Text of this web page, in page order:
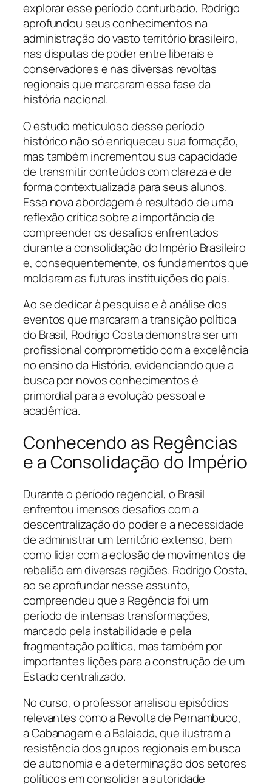
explorar esse período conturbado, Rodrigo
aprofundou seus conhecimentos na
administração do vasto território brasileiro,
nas disputas de poder entre liberais e
conservadores e nas diversas revoltas
regionais que marcaram essa fase da
história nacional.
O estudo meticuloso desse período
histórico não só enriqueceu sua formação,
mas também incrementou sua capacidade
de transmitir conteúdos com clareza e de
forma contextualizada para seus alunos.
Essa nova abordagem é resultado de uma
reflexão crítica sobre a importância de
compreender os desafios enfrentados
durante a consolidação do Império Brasileiro
e, consequentemente, os fundamentos que
moldaram as futuras instituições do país.
Ao se dedicar à pesquisa e à análise dos
eventos que marcaram a transição política
do Brasil, Rodrigo Costa demonstra ser um
profissional comprometido com a excelência
no ensino da História, evidenciando que a
busca por novos conhecimentos é
primordial para a evolução pessoal e
acadêmica.
Conhecendo as Regências
e a Consolidação do Império
Durante o período regencial, o Brasil
enfrentou imensos desafios com a
descentralização do poder e a necessidade
de administrar um território extenso, bem
como lidar com a eclosão de movimentos de
rebelião em diversas regiões. Rodrigo Costa,
ao se aprofundar nesse assunto,
compreendeu que a Regência foi um
período de intensas transformações,
marcado pela instabilidade e pela
fragmentação política, mas também por
importantes lições para a construção de um
Estado centralizado.
No curso, o professor analisou episódios
relevantes como a Revolta de Pernambuco,
a Cabanagem e a Balaiada, que ilustram a
resistência dos grupos regionais em busca
de autonomia e a determinação dos setores
políticos em consolidar a autoridade